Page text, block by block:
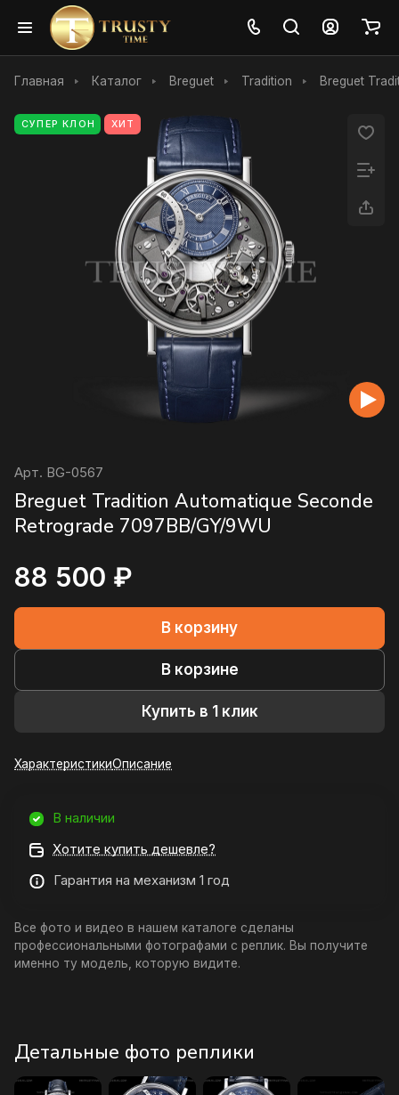
Главная Каталог Breguet Tradition Breguet
СУПЕР КЛОН ХИТ
Арт. BG-0567
Breguet Tradition Automatique Seconde
Retrograde 7097BB/GY/9WU
88 500 ₽
В корзину
В корзине
Купить в 1 клик
ХарактеристикиОписание
В наличии
Хотите купить дешевле?
Гарантия на механизм 1 год
Все фото и видео в нашем каталоге сделаны
профессиональными фотографами с реплик. Вы получите
именно ту модель, которую видите.
Детальные фото реплики